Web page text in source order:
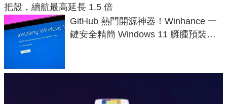
把殼，續航最高延長 1.5 倍
GitHub 熱門開源神器！Winhance 一
鍵安全精簡 Windows 11 臃腫預裝軟